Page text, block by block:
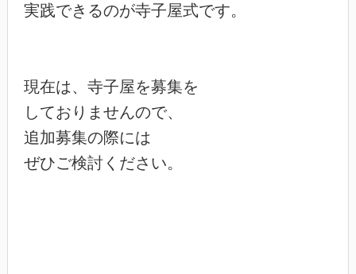
実践できるのが寺子屋式です。
現在は、寺子屋を募集を
しておりませんので、
追加募集の際には
ぜひご検討ください。